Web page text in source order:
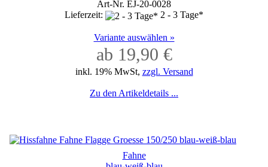
Art-Nr. EJ-20-0028
Lieferzeit:
2 - 3 Tage*
Variante auswählen »
ab 19,90 €
inkl. 19% MwSt, zzgl. Versand
Zu den Artikeldetails ...
Fahne